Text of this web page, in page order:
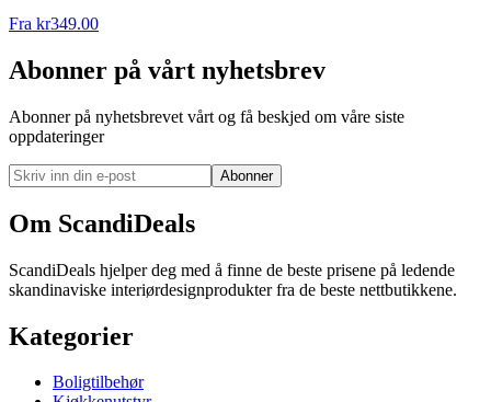
Fra kr349.00
Abonner på vårt nyhetsbrev
Abonner på nyhetsbrevet vårt og få beskjed om våre siste
oppdateringer
Abonner
Om ScandiDeals
ScandiDeals hjelper deg med å finne de beste prisene på ledende
skandinaviske interiørdesignprodukter fra de beste nettbutikkene.
Kategorier
Boligtilbehør